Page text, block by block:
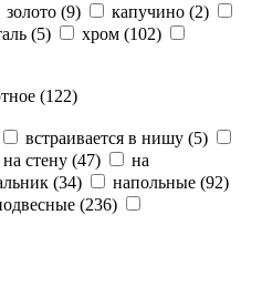
золото (9) капучино (2)
(5) хром (102)
(122)
встраивается в нишу (5)
на стену (47)
на
(34) напольные (92)
(236)